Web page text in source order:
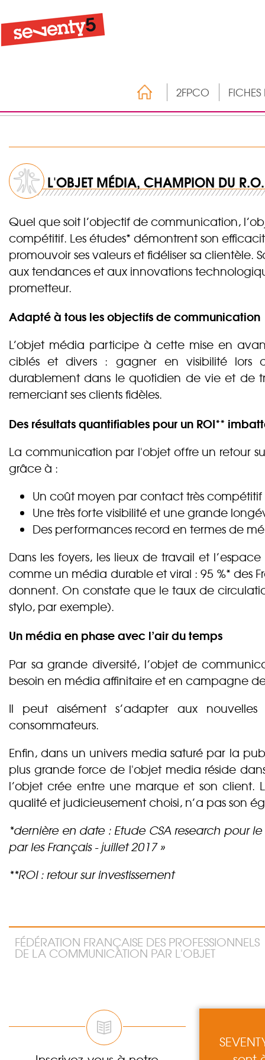
2FPCO
L'OBJET MÉDIA, CHAMPION DU
Quel que soit l’objectif de communication,
compétitif. Les études* démontrent son
promouvoir ses valeurs et fidéliser sa
aux tendances et aux innovations
prometteur.
Adapté à tous les objectifs de communication
L’objet média participe à cette mise en
ciblés et divers : gagner en visibilité lors
durablement dans le quotidien de vie et de
remerciant ses clients fidèles.
Des résultats quantifiables pour un ROI**
La communication par l'objet offre un retour
grâce à :
Un coût moyen par contact très compétitif
Une très forte visibilité et une grande
Des performances record en termes de
Dans les foyers, les lieux de travail et
comme un média durable et viral : 95 %* des
donnent. On constate que le taux de
stylo, par exemple).
Un média en phase avec l’air du temps
Par sa grande diversité, l’objet de
besoin en média affinitaire et en campagne
Il peut aisément s’adapter aux nouvelles
consommateurs.
Enfin, dans un univers media saturé par la
plus grande force de l'objet media réside
l’objet crée entre une marque et son
qualité et judicieusement choisi, n’a pas son
*dernière en date : Etude CSA research pour
par les Français - juillet 2017 »
**ROI : retour sur investissement
FÉDÉRATION FRANÇAISE DES PROFESSIONNELS
DE LA COMMUNICATION PAR L'OBJET